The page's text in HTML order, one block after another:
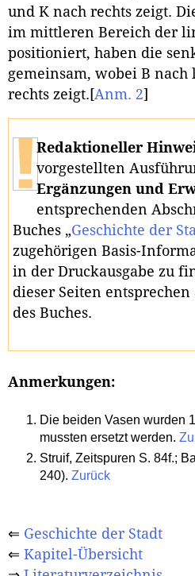
und K nach rechts zeigt.
im mittleren Bereich der
positioniert, haben die
gemeinsam, wobei B
rechts zeigt. [Anm. 2]
Redaktioneller
vorgestellten
Ergänzungen und
entsprechenden
Buches „Geschichte der
zugehörigen Basis-
in der Druckausgabe zu
dieser Seiten entsprechen
des Buches.
Anmerkungen:
Die beiden Vasen wurden
mussten ersetzt werden.
Struif, Zeitspuren S. 84f.;
240). Zurück
⇐ Geschichte der Stadt
⇐ Kapitel-Übersicht